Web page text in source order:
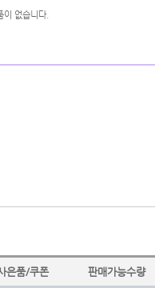
이 없습니다.
은품/쿠폰 판매가능수량